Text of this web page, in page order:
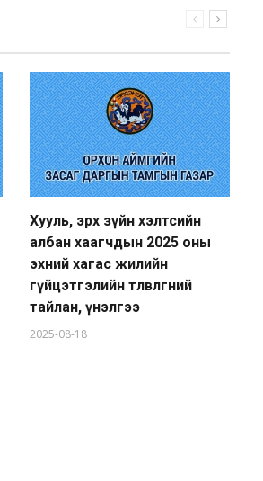
Хууль, эрх зүйн хэлтсийн
албан хаагчдын 2025 оны
эхний хагас жилийн
гүйцэтгэлийн төлөвлөгөөний
тайлан, үнэлгээ
2025-08-18